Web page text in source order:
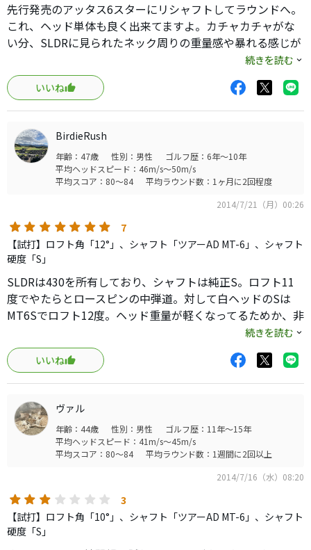
先行発売のアッタス6スターにリシャフトしてラウンドへ。
これ、ヘッド単体も良く出来てますよ。カチャカチャがな
い分、SLDRに見られたネック周りの重量感や暴れる感じが
和らぎ、素直に重心の浅さを感じながら振れます。打感は
SLDRよりも相当良いと思います。別物と思っても良いと感
じます。
12度はやり過ぎ？と思いましたが、レベルブローに振れな
い僕は、何というかロングアイアンの感覚で振れつつ飛距
離もエースに比べてー7.8ヤードで済みますし、何よりアゲ
ンストの風でもドローンとした球で飛んで行きます。
雨上がりでランが出づらい中で平均268y、アイアンで1番手
LOFTの多さはブラックフェイスと白クラウンのコントラス
トで上手く処理されているので、構えても気にはなりませ
ん。シャフトを右から挿してフェイスが被って見えないよ
うにしたので、実LOFTは表示とほぼ一緒にしています。ノ
ーマルシャフトの時は個体差かもしれませんが13.2度あり
ました。
ヘッドスピードが43以下なら、14度まで思いきってみるの
も良いと思います。明らかに打ち出し角が低過ぎて飛距離
ロスしていますから。
続きを読む
いいね
BirdieRush
年齢：47歳 性別：男性
ゴルフ歴：6年～10年
平均ヘッドスピード：46m/s～50m/s
平均スコア：80～84
平均ラウンド数：1ヶ月に2回程度
2014/7/21（月）00:26
7
【試打】ロフト角「12°」、シャフト「ツアーAD MT-6」、シャフト
硬度「S」
SLDRは430を所有しており、シャフトは純正S。ロフト11
度でやたらとロースピンの中弾道。対して白ヘッドのSは
MT6Sでロフト12度。ヘッド重量が軽くなってるためか、非
常に軽快に振れますね！打感も初期の白ヘッドモデルに比
べたら、飛躍的に良いです。
12度でMTだと、高めに出るものの少しスピン量も増えるの
で、やさしさが感じられます。飛距離は430と変わらずです
が、白Sの方が弾道が高めになります。強弾道なのは430で
すが、平均飛距離ではSに軍配が上がりそう。スピン量が増
えると言ってもロースピンの範囲での話。個人的には白い
ヘッドシリーズの中では、1番良いと思います。また、私の
430ほど小さくないが、SLDRよりは小さく見えたした。膨
張色なのに、、、、
いい顔です。
カチャカチャが無くなり、より低重心なので、ロフトは12
続きを読む
いいね
ヴァル
年齢：44歳 性別：男性
ゴルフ歴：11年～15年
平均ヘッドスピード：41m/s～45m/s
平均スコア：80～84
平均ラウンド数：1週間に2回以上
2014/7/16（水）08:20
3
【試打】ロフト角「10°」、シャフト「ツアーAD MT-6」、シャフト
硬度「S」